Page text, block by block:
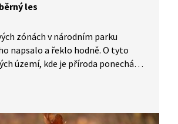
les
zónách v národním parku
napsalo a řeklo hodně. O tyto
území, kde je příroda ponechána
je cíl jiný. Trvale v lese
klášter Schlägl nebo